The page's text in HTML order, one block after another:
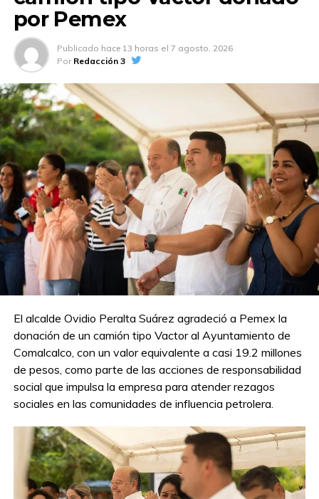
por Pemex
Publicado hace 13 horas el 7 agosto, 2026
Por Redacción 3
El alcalde Ovidio Peralta Suárez agradeció a Pemex la
donación de un camión tipo Vactor al Ayuntamiento de
Comalcalco, con un valor equivalente a casi 19.2 millones
de pesos, como parte de las acciones de responsabilidad
social que impulsa la empresa para atender rezagos
sociales en las comunidades de influencia petrolera.